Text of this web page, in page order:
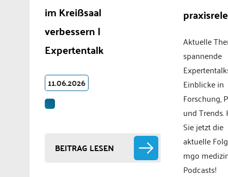
im Kreißsaal
verbessern |
Expertentalk
11.06.2026
BEITRAG LESEN
Aktuelle
spannende
Einblicke in
Forschung,
und Trends.
Sie jetzt die
aktuelle
mgo
Podcasts!